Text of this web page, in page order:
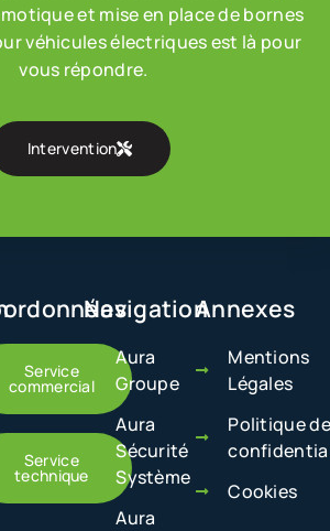
et mise en place de bornes
véhicules électriques est là pour
vous répondre.
Intervention
Service
commercial
Service
technique
Navigation
Aura
Groupe
Aura
Sécurité
Système
Aura
Annexes
Mentions
Légales
Politique de
Cookies